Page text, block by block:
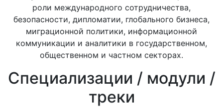
роли международного сотрудничества,
безопасности, дипломатии, глобального бизнеса,
миграционной политики, информационной
коммуникации и аналитики в государственном,
общественном и частном секторах.
Специализации / модули /
треки